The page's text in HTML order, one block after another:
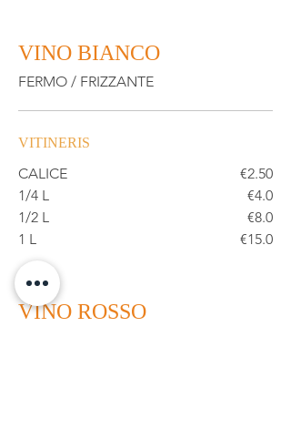
VINO BIANCO
FERMO / FRIZZANTE
VITINERIS
CALICE
€2.50
1/4 L
€4.0
1/2 L
€8.0
1 L
€15.0
VINO ROSSO